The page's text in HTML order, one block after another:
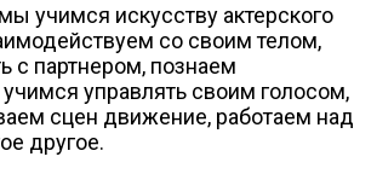
учимся искусству актерского
со своим телом,
с партнером, познаем
управлять своим голосом,
сцен движение, работаем над
другое.